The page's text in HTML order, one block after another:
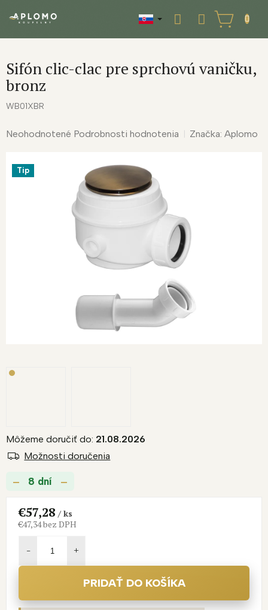
NÁKUPNÝ
KOŠÍK
Sifón clic-clac pre sprchovú vaničku,
bronz
WB01XBR
Priemerné
Neohodnotené Podrobnosti hodnotenia Značka: Aplomo
Tip
8 dní
Môžeme doručiť do: 21.08.2026
Možnosti doručenia
€57,28/ ks
€47,34 bez DPH
PRIDAŤ DO KOŠÍKA